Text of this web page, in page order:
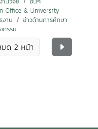
Office & University
งาน
ข่าวด้านการศึกษา
กรรม
ด 2 หน้า